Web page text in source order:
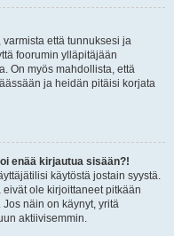
että tunnuksesi ja
foorumin ylläpitäjään
On myös mahdollista, että
ja heidän pitäisi korjata
enää kirjautua sisään?!
käytöstä jostain syystä.
ole kirjoittaneet pitkään
näin on käynyt, yritä
aktiivisemmin.